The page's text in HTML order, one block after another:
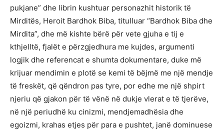
pukjane” dhe librin kushtuar personazhit historik të
Mirditës, Heroit Bardhok Biba, titulluar “Bardhok Biba dhe
Mirdita”, dhe më kishte bërë për vete gjuha e tij e
kthjelltë, fjalët e përzgjedhura me kujdes, argumenti
logjik dhe referencat e shumta dokumentare, duke më
krijuar mendimin e plotë se kemi të bëjmë me një mendje
të freskët, që qëndron pas tyre, por edhe me një shpirt
njeriu që gjakon për të vënë në dukje vlerat e të tjerëve,
në një periudhë ku cinizmi, mendjemadhësia dhe
egoizmi, krahas etjes për para e pushtet, janë dominuese